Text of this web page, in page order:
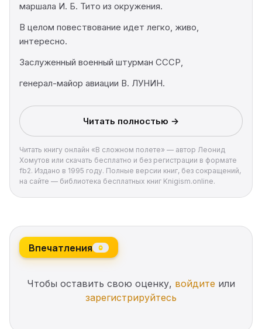
маршала И. Б. Тито из окружения.
В целом повествование идет легко, живо,
интересно.
Заслуженный военный штурман СССР,
генерал-майор авиации В. ЛУНИН.
Читать полностью →
Читать книгу онлайн «В сложном полете» — автор Леонид
Хомутов или скачать бесплатно и без регистрации в формате
fb2. Издано в 1995 году. Полные версии книг, без сокращений,
на сайте — библиотека бесплатных книг Knigism.online.
Впечатления 0
Чтобы оставить свою оценку, войдите или
зарегистрируйтесь